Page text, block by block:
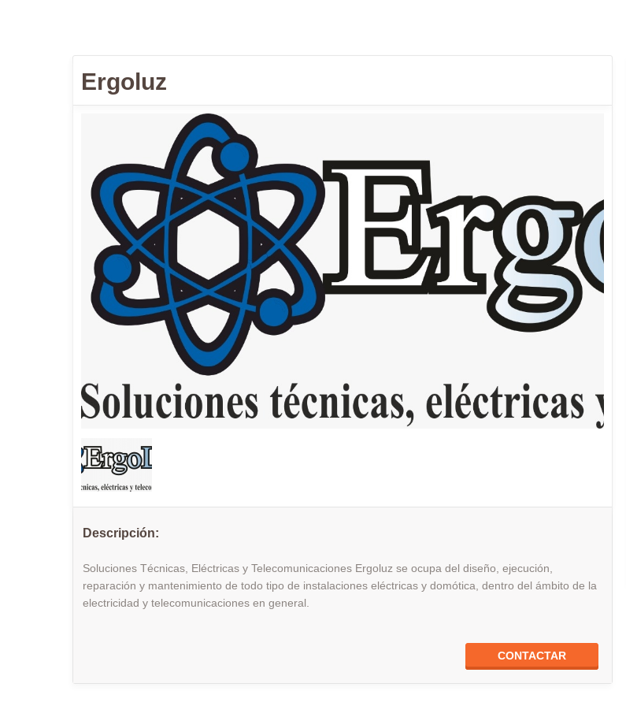
Ergoluz
Descripción:
Soluciones Técnicas, Eléctricas y Telecomunicaciones Ergoluz se ocupa del diseño, ejecución,
reparación y mantenimiento de todo tipo de instalaciones eléctricas y domótica, dentro del ámbito de la
electricidad y telecomunicaciones en general.
CONTACTAR